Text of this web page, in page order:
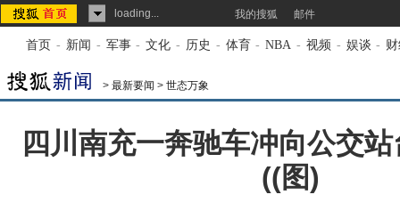
loading... 我的搜狐 邮件
首页 - 新闻 - 军事 - 文化 - 历史 - 体育 - NBA - 视频 - 娱谈 -
> 最新要闻 > 世态万象
四川南充一奔驰车冲向公交
((图)